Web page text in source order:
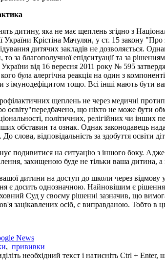
дитину, яка не має щеплень згідно з
України Крістіна Мачулян, у ст. 15 закону
дитячих закладів не дозволяється.
за благополучної епідситуації та за
України від 16 вересня 2011 року № 595
кого була алергічна реакція на один з
з імунодефіцитом тощо. Всі інші мають бути
щеплень не через медичні
освіту"передбачено, що ніхто не може бути
політичних, релігійних чи
обставин та ознак. Однак законодавець
слова, відповідальність за здобуття освіти
подивитися на ситуацію з іншого боку.
захищеною буде не тільки ваша дитина,
дитини на доступ до школи через відмову
є досить однозначною. Найновішим є
Суд у своєму рішенні зазначив, що
зацікавлених осіб, є виправданою. Тобто
News
, прививки
необхідний текст і натисніть Ctrl +